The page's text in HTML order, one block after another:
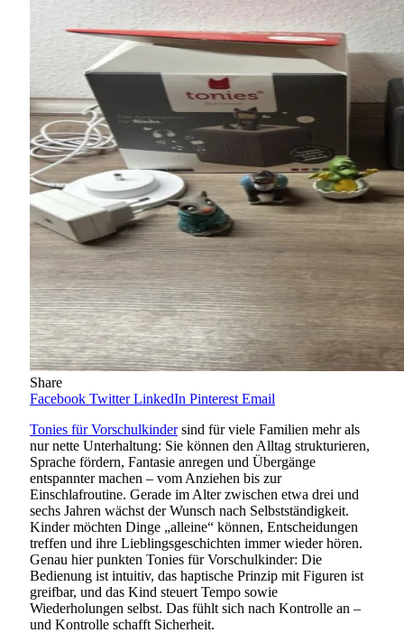
Share
Facebook Twitter LinkedIn Pinterest Email
Tonies für Vorschulkindersind für viele Familien mehr als
nur nette Unterhaltung: Sie können den Alltag strukturieren,
Sprache fördern, Fantasie anregen und Übergänge
entspannter machen – vom Anziehen bis zur
Einschlafroutine. Gerade im Alter zwischen etwa drei und
sechs Jahren wächst der Wunsch nach Selbstständigkeit.
Kinder möchten Dinge „alleine“ können, Entscheidungen
treffen und ihre Lieblingsgeschichten immer wieder hören.
Genau hier punkten Tonies für Vorschulkinder: Die
Bedienung ist intuitiv, das haptische Prinzip mit Figuren ist
greifbar, und das Kind steuert Tempo sowie
Wiederholungen selbst. Das fühlt sich nach Kontrolle an –
und Kontrolle schafft Sicherheit.